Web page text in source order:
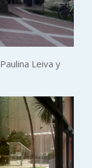
Leiva y